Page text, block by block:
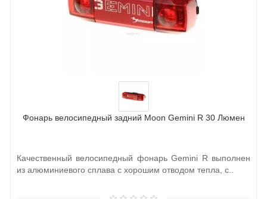
Фонарь велосипедный задний Moon Gemini R 30 Люмен
Качественный велосипедный фонарь Gemini R выполнен
из алюминиевого сплава с хорошим отводом тепла, с..